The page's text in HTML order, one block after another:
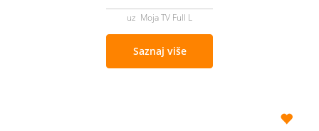
uz Moja TV Full L
Saznaj više